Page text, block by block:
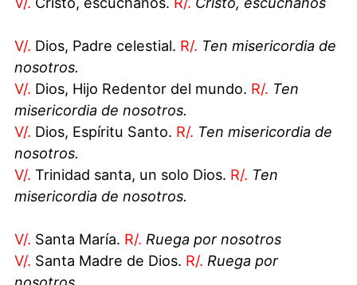
V/. Dios, Padre celestial. R/. Ten misericordia de
nosotros.
V/. Dios, Hijo Redentor del mundo. R/. Ten
misericordia de nosotros.
V/. Dios, Espíritu Santo. R/. Ten misericordia de
nosotros.
V/. Trinidad santa, un solo Dios. R/. Ten
misericordia de nosotros.
V/. Santa María. R/. Ruega por nosotros
V/. Santa Madre de Dios. R/. Ruega por